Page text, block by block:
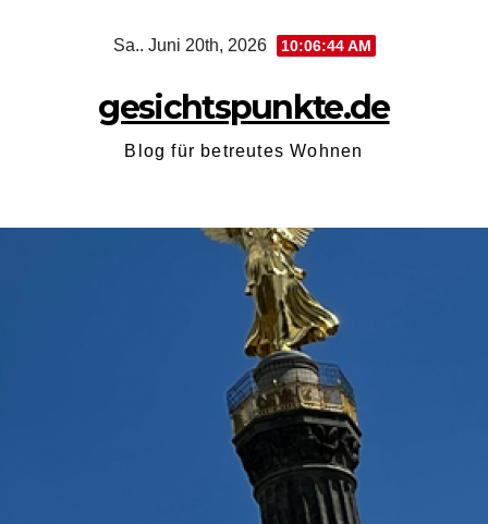
Sa.. Juni 20th, 2026 10:06:45 AM
gesichtspunkte.de
Blog für betreutes Wohnen